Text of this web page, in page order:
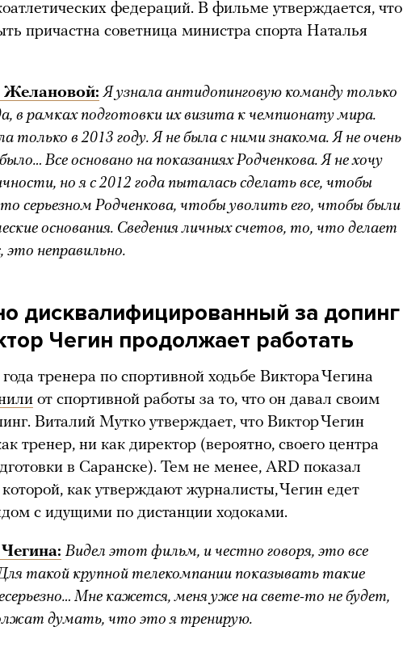
федераций. В фильме утверждается, что
причастна советница министра спорта Наталья
Желановой: Я узнала антидопинговую команду только
в рамках подготовки их визита к чемпионату мира.
только в 2013 году. Я не была с ними знакома. Я не очень
Все основано на показаниях Родченкова. Я не хочу
но я с 2012 года пыталась сделать все, чтобы
серьезном Родченкова, чтобы уволить его, чтобы были
основания. Сведения личных счетов, то, что делает
это неправильно.
дисквалифицированный за допинг
Чегин продолжает работать
тренера по спортивной ходьбе Виктора Чегина
от спортивной работы за то, что он давал своим
Виталий Мутко утверждает, что Виктор Чегин
тренер, ни как директор (вероятно, своего центра
в Саранске). Тем не менее, ARD показал
как утверждают журналисты, Чегин едет
с идущими по дистанции ходоками.
Видел этот фильм, и честно говоря, это все
такой крупной телекомпании показывать такие
Мне кажется, меня уже на свете-то не будет,
думать, что это я тренирую.